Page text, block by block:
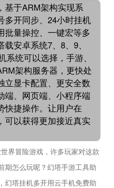
基于ARM架构实现系
多开同步、24小时挂机
批量操控、一键宏等多
安卓系统7、8、9、
系统可以选择，手游、
架构服务器，更快处
立显卡配置、更安全数
端、网页端、小程序端
快捷操作。让用户在
可以获得更加接近真实
界冒险游戏，许多玩家对这款
期怎么玩呢？幻塔手游工具助
幻塔挂机多开用云手机免费助